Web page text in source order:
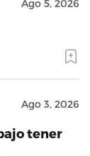
Ago 5, 2026
Ago 3, 2026
tener